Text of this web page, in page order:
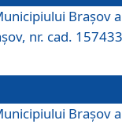
Braşov a
nr. cad.
Braşov a